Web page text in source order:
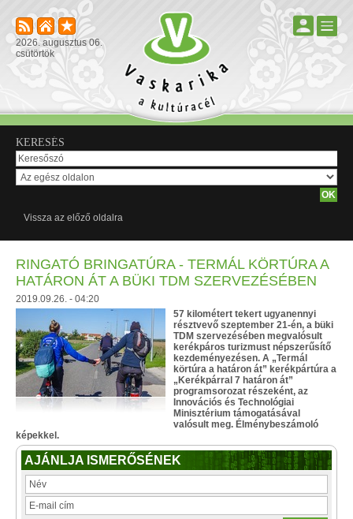
2026. augusztus 06.
csütörtök
KERESÉS
Vissza az előző oldalra
RINGATÓ BRINGATÚRA - TERMÁL KÖRTÚRA A
HATÁRON ÁT A BÜKI TDM SZERVEZÉSÉBEN
2019.09.26. - 04:20
57 kilométert tekert ugyanennyi
résztvevő szeptember 21-én, a büki
TDM szervezésében megvalósult
kerékpáros turizmust népszerűsítő
kezdeményezésen. A „Termál
körtúra a határon át” kerékpártúra a
„Kerékpárral 7 határon át”
programsorozat részeként, az
Innovációs és Technológiai
Minisztérium támogatásával
valósult meg. Élménybeszámoló
képekkel.
AJÁNLJA ISMERŐSÉNEK